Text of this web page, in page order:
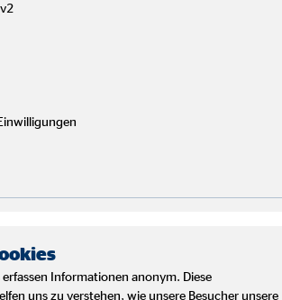
in Drittländern
Onlineangebotes und Webhosting
Datenschutz und rechtlich
beim Einsatz des Service "Zoom"
Informationen anonym. Diese
uns zu verstehen, wie unsere Besucher unsere